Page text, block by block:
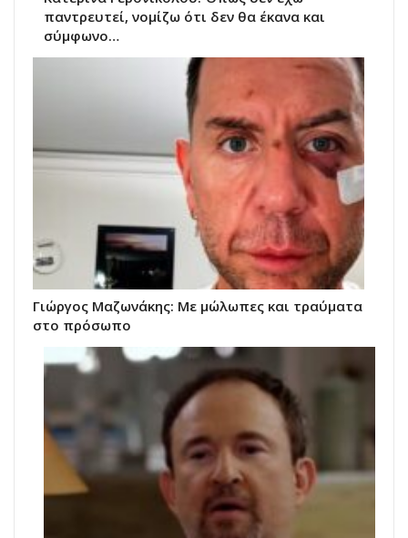
παντρευτεί, νομίζω ότι δεν θα έκανα και
σύμφωνο…
Γιώργος Μαζωνάκης: Με μώλωπες και τραύματα
στο πρόσωπο